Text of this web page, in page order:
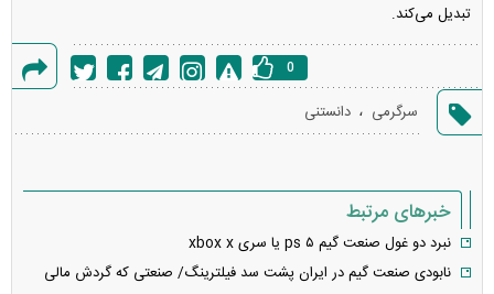
تبدیل می‌کند.
خطا
0
سرگرمی ، دانستنی
خبرهای مرتبط
نبرد دو غول صنعت گیم ps ۵ یا سری xbox x
نابودی صنعت گیم در ایران پشت سد فیلترینگ/ صنعتی که گردش مالی